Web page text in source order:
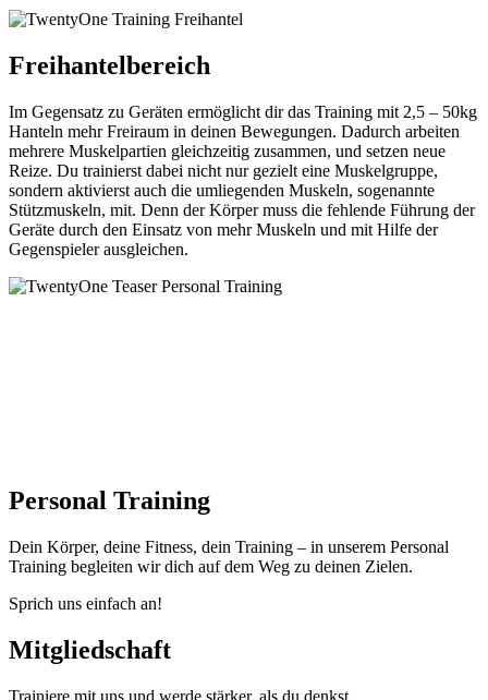
Freihantelbereich
Im Gegensatz zu Geräten ermöglicht dir das Training mit 2,5 – 50kg
Hanteln mehr Freiraum in deinen Bewegungen. Dadurch arbeiten
mehrere Muskelpartien gleichzeitig zusammen, und setzen neue
Reize. Du trainierst dabei nicht nur gezielt eine Muskelgruppe,
sondern aktivierst auch die umliegenden Muskeln, sogenannte
Stützmuskeln, mit. Denn der Körper muss die fehlende Führung der
Geräte durch den Einsatz von mehr Muskeln und mit Hilfe der
Gegenspieler ausgleichen.
Personal Training
Dein Körper, deine Fitness, dein Training – in unserem Personal
Training begleiten wir dich auf dem Weg zu deinen Zielen.
Sprich uns einfach an!
Mitgliedschaft
Trainiere mit uns und werde stärker, als du denkst